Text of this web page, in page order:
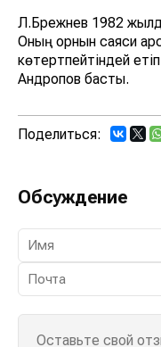
Л.Брежнев 1982
Оның орнын саяси
көтертпейтіндей
Андропов басты.
Поделиться:
Обсуждение